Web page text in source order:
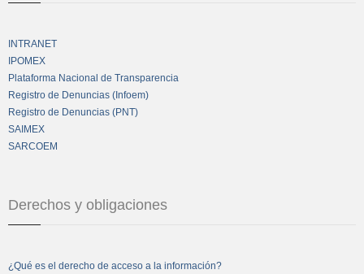
INTRANET
IPOMEX
Plataforma Nacional de Transparencia
Registro de Denuncias (Infoem)
Registro de Denuncias (PNT)
SAIMEX
SARCOEM
Derechos y obligaciones
¿Qué es el derecho de acceso a la información?